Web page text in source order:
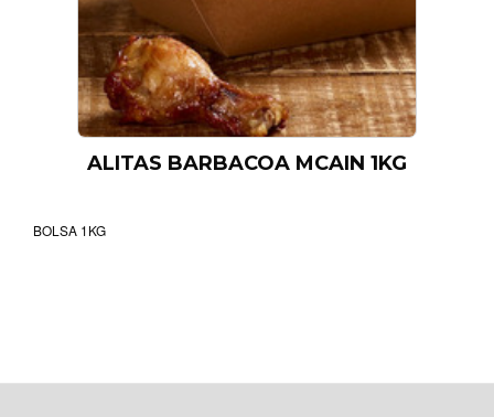
ALITAS BARBACOA MCAIN 1KG
BOLSA 1KG